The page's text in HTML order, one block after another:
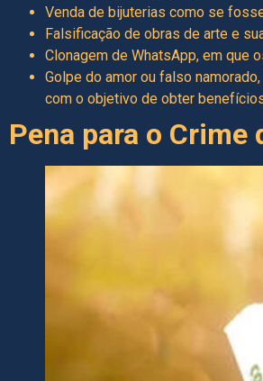
Venda de bijuterias como se
Falsificação de obras de arte e
Clonagem de WhatsApp, em que
Golpe do amor ou falso
com o objetivo de obter
Pena para o Crime